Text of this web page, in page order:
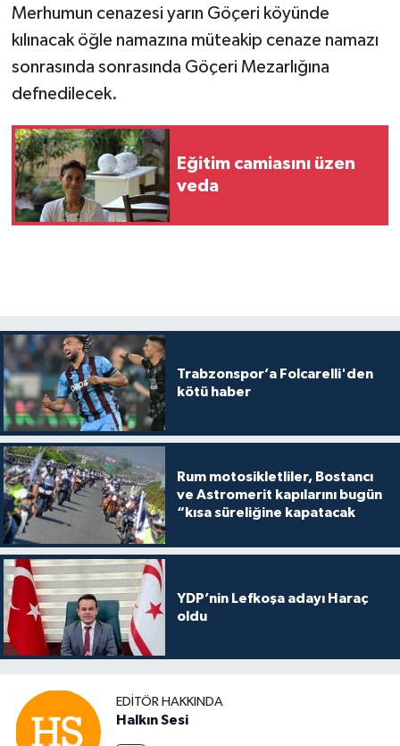
Merhumun cenazesi yarın Göçeri köyünde
kılınacak öğle namazına müteakip cenaze namazı
sonrasında sonrasında Göçeri Mezarlığına
defnedilecek.
Eğitim camiasını üzen
veda
Trabzonspor’a Folcarelli'den
kötü haber
Rum motosikletliler, Bostancı
ve Astromerit kapılarını bugün
“kısa süreliğine kapatacak
YDP’nin Lefkoşa adayı Haraç
oldu
EDITÖR HAKKINDA
Halkın Sesi